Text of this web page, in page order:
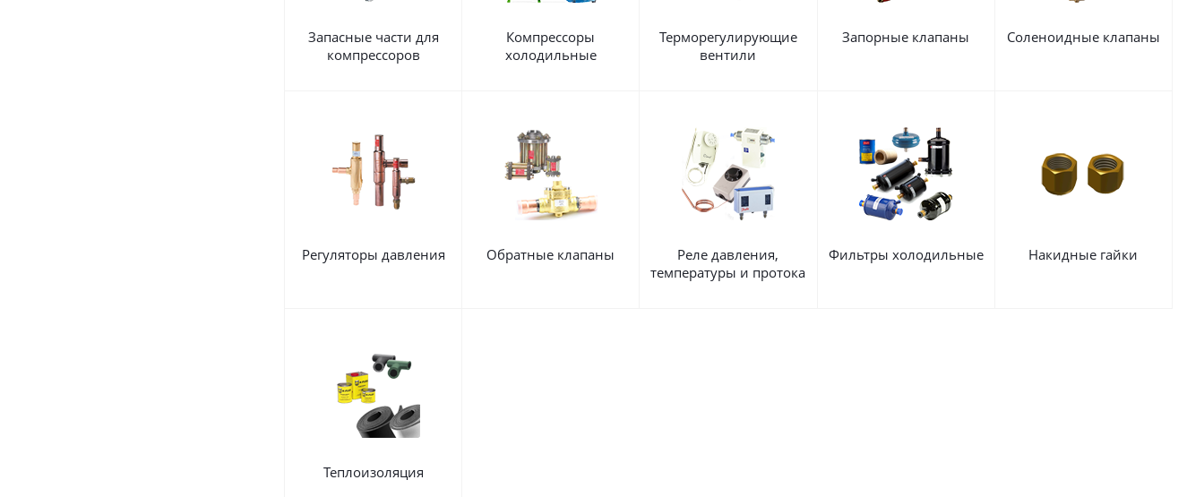
Запасные части для
компрессоров
Компрессоры
холодильные
Терморегулирующие
вентили
Запорные клапаны Соленоидные клапаны
Регуляторы давления Обратные клапаны
Реле давления,
температуры и протока
Фильтры холодильные Накидные гайки
Теплоизоляция